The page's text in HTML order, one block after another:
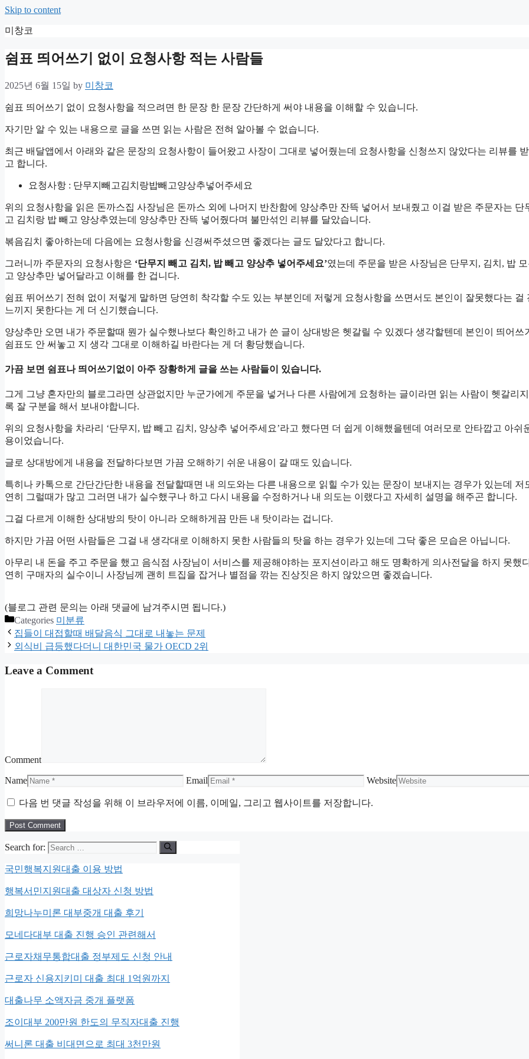
Skip to content
미창코
쉼표 띄어쓰기 없이 요청사항 적는 사람들
2025년 6월 15일 by 미창코
쉼표 띄어쓰기 없이 요청사항을 적으려면 한 문장 한 문장 간단하게 써야 내용을 이해할 수 있습니다.
자기만 알 수 있는 내용으로 글을 쓰면 읽는 사람은 전혀 알아볼 수 없습니다.
최근 배달앱에서 아래와 같은 문장의 요청사항이 들어왔고 사장이 그대로 넣어줬는데 요청사항을 신청쓰지 않았다는 리뷰를
고 합니다.
요청사항 : 단무지빼고김치랑밥빼고양상추넣어주세요
위의 요청사항을 읽은 돈까스집 사장님은 돈까스 외에 나머지 반찬함에 양상추만 잔뜩 넣어서 보내줬고 이걸 받은 주문자는 단
고 김치랑 밥 빼고 양상추였는데 양상추만 잔뜩 넣어줬다며 불만섞인 리뷰를 달았습니다.
볶음김치 좋아하는데 다음에는 요청사항을 신경써주셨으면 좋겠다는 글도 달았다고 합니다.
그러니까 주문자의 요청사항은 ‘단무지 빼고 김치, 밥 빼고 양상추 넣어주세요’였는데 주문을 받은 사장님은 단무지, 김치, 밥
고 양상추만 넣어달라고 이해를 한 겁니다.
쉼표 뛰어쓰기 전혀 없이 저렇게 말하면 당연히 착각할 수도 있는 부분인데 저렇게 요청사항을 쓰면서도 본인이 잘못했다는 걸
느끼지 못한다는 게 더 신기했습니다.
양상추만 오면 내가 주문할때 뭔가 실수했나보다 확인하고 내가 쓴 글이 상대방은 헷갈릴 수 있겠다 생각할텐데 본인이 띄어쓰
쉼표도 안 써놓고 지 생각 그대로 이해하길 바란다는 게 더 황당했습니다.
가끔 보면 쉼표나 띄어쓰기없이 아주 장황하게 글을 쓰는 사람들이 있습니다.
그게 그냥 혼자만의 블로그라면 상관없지만 누군가에게 주문을 넣거나 다른 사람에게 요청하는 글이라면 읽는 사람이 헷갈리
록 잘 구분을 해서 보내야합니다.
위의 요청사항을 차라리 ‘단무지, 밥 빼고 김치, 양상추 넣어주세요’라고 했다면 더 쉽게 이해했을텐데 여러모로 안타깝고 아쉬
용이었습니다.
글로 상대방에게 내용을 전달하다보면 가끔 오해하기 쉬운 내용이 갈 때도 있습니다.
특히나 카톡으로 간단간단한 내용을 전달할때면 내 의도와는 다른 내용으로 읽힐 수가 있는 문장이 보내지는 경우가 있는데 저
연히 그럴때가 많고 그러면 내가 실수했구나 하고 다시 내용을 수정하거나 내 의도는 이랬다고 자세히 설명을 해주곤 합니다.
그걸 다르게 이해한 상대방의 탓이 아니라 오해하게끔 만든 내 탓이라는 겁니다.
하지만 가끔 어떤 사람들은 그걸 내 생각대로 이해하지 못한 사람들의 탓을 하는 경우가 있는데 그닥 좋은 모습은 아닙니다.
아무리 내 돈을 주고 주문을 했고 음식점 사장님이 서비스를 제공해야하는 포지션이라고 해도 명확하게 의사전달을 하지 못했
연히 구매자의 실수이니 사장님께 괜히 트집을 잡거나 별점을 깎는 진상짓은 하지 않았으면 좋겠습니다.
(블로그 관련 문의는 아래 댓글에 남겨주시면 됩니다.)
Categories 미분류
집들이 대접할때 배달음식 그대로 내놓는 문제
외식비 급등했다더니 대한민국 물가 OECD 2위
Leave a Comment
Comment
Name Email Website
다음 번 댓글 작성을 위해 이 브라우저에 이름, 이메일, 그리고 웹사이트를 저장합니다.
Search for:
국민행복지원대출 이용 방법
행복서민지원대출 대상자 신청 방법
희망나누미론 대부중개 대출 후기
모네다대부 대출 진행 승인 관련해서
근로자채무통합대출 정부제도 신청 안내
근로자 신용지키미 대출 최대 1억원까지
대출나무 소액자금 중개 플랫폼
조이대부 200만원 한도의 무직자대출 진행
써니론 대출 비대면으로 최대 3천만원